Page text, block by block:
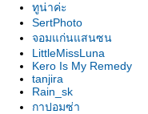
ทูน่าค่ะ
SertPhoto
จอมแก่นแสนซน
LittleMissLuna
Kero Is My Remedy
tanjira
Rain_sk
กาปอมซ่า